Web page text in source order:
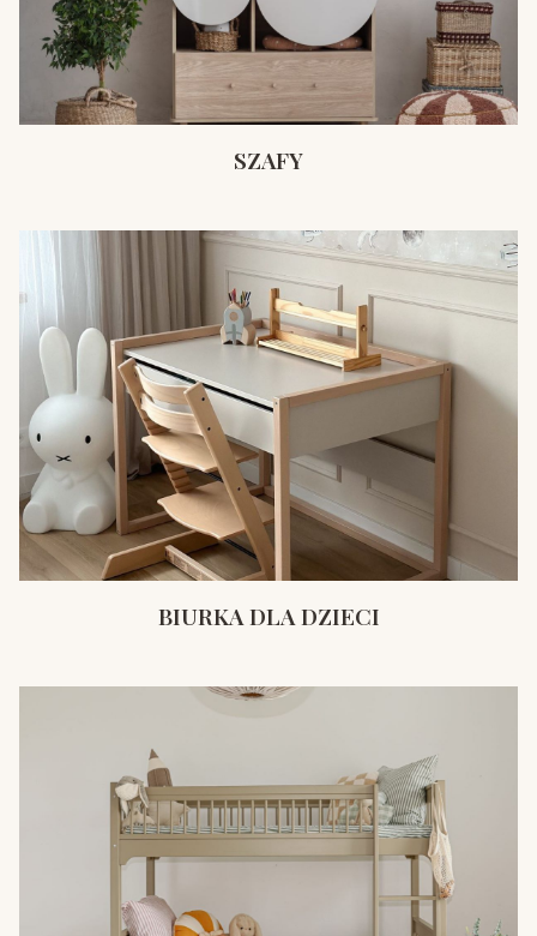
SZAFY
BIURKA DLA DZIECI